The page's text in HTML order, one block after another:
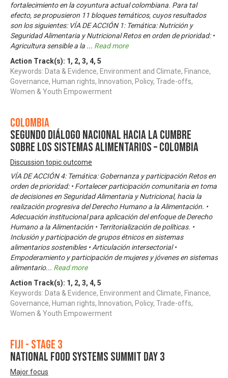
fortalecimiento en la coyuntura actual colombiana. Para tal
efecto, se propusieron 11 bloques temáticos, cuyos resultados
son los siguientes: VÍA DE ACCIÓN 1: Temática: Nutrición y
Seguridad Alimentaria y Nutricional Retos en orden de prioridad: •
Agricultura sensible a la ... Read more
Action Track(s): 1 , 2, 3, 4, 5
Keywords: Data & Evidence, Environment and Climate, Finance,
Governance, Human rights, Innovation, Policy, Trade-offs,
Women & Youth Empowerment
Colombia
Segundo Diálogo Nacional hacia la Cumbre
sobre los Sistemas Alimentarios – Colombia
Discussion topic outcome
VÍA DE ACCIÓN 4: Temática: Gobernanza y participación Retos en
orden de prioridad: • Fortalecer participación comunitaria en toma
de decisiones en Seguridad Alimentaria y Nutricional, hacia la
realización progresiva del Derecho Humano a la Alimentación. •
Adecuación institucional para aplicación del enfoque de Derecho
Humano a la Alimentación • Territorialización de políticas. •
Inclusión y participación de grupos étnicos en sistemas
alimentarios sostenibles • Articulación intersectorial •
Empoderamiento y participación de mujeres y jóvenes en sistemas
alimentario... Read more
Action Track(s): 1 , 2, 3, 4, 5
Keywords: Data & Evidence, Environment and Climate, Finance,
Governance, Human rights, Innovation, Policy, Trade-offs,
Women & Youth Empowerment
Fiji - Stage 3
NATIONAL FOOD SYSTEMS SUMMIT DAY 3
Major focus